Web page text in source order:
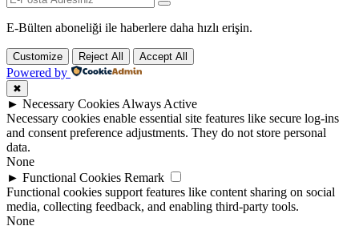
E-Bülten aboneliği ile haberlere daha hızlı erişin.
Customize Reject All Accept All
Powered by
✖
► Necessary Cookies Always Active
Necessary cookies enable essential site features like secure log-ins
and consent preference adjustments. They do not store personal
data.
None
► Functional Cookies Remark
Functional cookies support features like content sharing on social
media, collecting feedback, and enabling third-party tools.
None